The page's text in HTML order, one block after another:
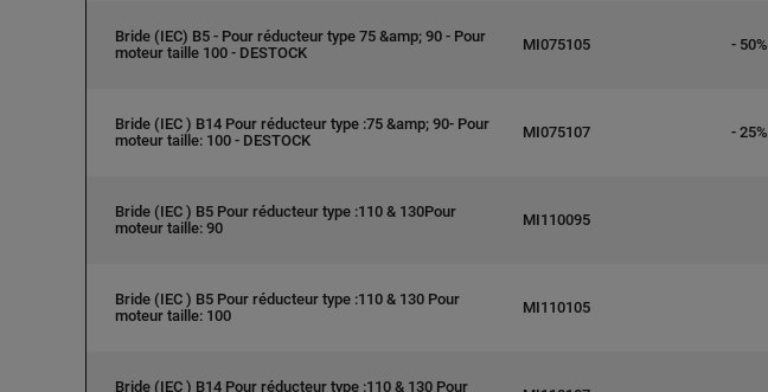
Bride (IEC) B5 - Pour réducteur type 75 &amp; 90 - Pour
moteur taille 100 - DESTOCK
MI075105 - 50%
Bride (IEC ) B14 Pour réducteur type :75 &amp; 90- Pour
moteur taille: 100 - DESTOCK
MI075107 - 25%
Bride (IEC ) B5 Pour réducteur type :110 & 130Pour
moteur taille: 90
MI110095
Bride (IEC ) B5 Pour réducteur type :110 & 130 Pour
moteur taille: 100
MI110105
Bride (IEC ) B14 Pour réducteur type :110 & 130 Pour